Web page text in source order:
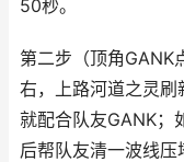
50秒。
第二步（顶角GANK
右，上路河道之灵刷
就配合队友GANK；
后帮队友清一波线压